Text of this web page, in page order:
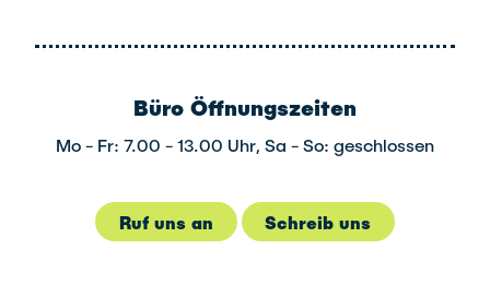
Büro Öffnungszeiten
Mo - Fr: 7.00 - 13.00 Uhr, Sa - So: geschlossen
Ruf uns an Schreib uns